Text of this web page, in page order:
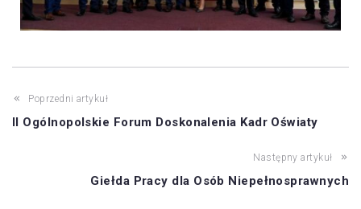
Poprzedni artykuł
II Ogólnopolskie Forum Doskonalenia Kadr Oświaty
Następny artykuł
Giełda Pracy dla Osób Niepełnosprawnych